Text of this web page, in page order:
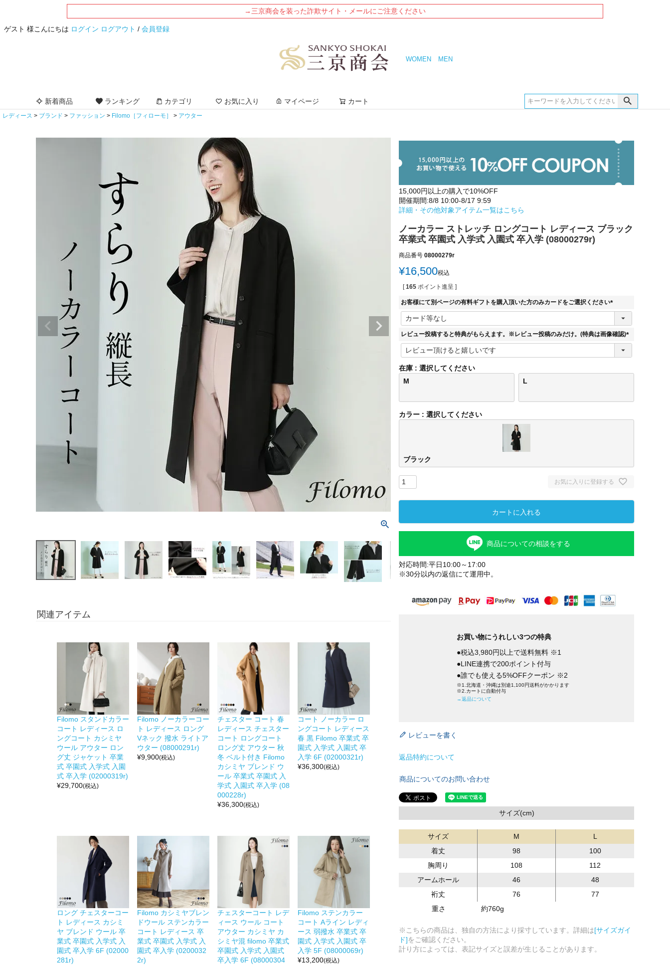
→三京商会を装った詐欺サイト・メールにご注意ください
ゲスト 様こんにちは ログイン ログアウト / 会員登録
WOMEN MEN
新着商品 ランキング カテゴリ お気に入り マイページ カート
レディース ブランド ファッション Filomo［フィローモ］ アウター
関連アイテム
Filomo スタンドカラー
コート レディース ロ
ングコート カシミヤ
ウール アウター ロン
グ丈 ジャケット 卒業
式 卒園式 入学式 入園
式 卒入学 (02000319r)
¥29,700(税込)
Filomo ノーカラーコー
ト レディース ロング
Vネック 撥水 ライトア
ウター (08000291r)
¥9,900(税込)
チェスター コート 春
レディース チェスター
コート ロングコート
ロング丈 アウター 秋
冬 ベルト付き Filomo
カシミヤ ブレンド ウ
ール 卒業式 卒園式 入
学式 入園式 卒入学 (08
000228r)
¥36,300(税込)
コート ノーカラー ロ
ングコート レディース
春 黒 Filomo 卒業式 卒
園式 入学式 入園式 卒
入学 6F (02000321r)
¥36,300(税込)
ロング チェスターコー
ト レディース カシミ
ヤ ブレンド ウール 卒
業式 卒園式 入学式 入
園式 卒入学 6F (02000
281r)
Filomo カシミヤブレン
ドウール ステンカラー
コート レディース 卒
業式 卒園式 入学式 入
園式 卒入学 (0200032
2r)
チェスターコート レデ
ィース ウール コート
アウター カシミヤ カ
シミヤ混 filomo 卒業式
卒園式 入学式 入園式
卒入学 6F (08000304
Filomo ステンカラー
コート Aライン レディ
ース 弱撥水 卒業式 卒
園式 入学式 入園式 卒
入学 5F (08000069r)
¥13,200(税込)
15,000円以上の購入で10%OFF
開催期間:8/8 10:00-8/17 9:59
詳細・その他対象アイテム一覧はこちら
ノーカラー ストレッチ ロングコート レディース ブラック
卒業式 卒園式 入学式 入園式 卒入学 (08000279r)
商品番号 08000279r
¥16,500税込
[ 165 ポイント進呈 ]
お客様にて別ページの有料ギフトを購入頂いた方のみカードをご選択ください
(
須
レビュー投稿すると特典がもらえます。※レビュー投稿のみだけ。(特典は画像確認)
(
)
在庫
選択してください
M
L
カラー 選択してください
ブラック
お気に入りに登録する
カートに入れる
商品についての相談をする
対応時間:平日10:00～17:00
※30分以内の返信にて運用中。
お買い物にうれしい3つの特典
●税込3,980円以上で送料無料 ※1
●LINE連携で200ポイント付与
●誰でも使える5%OFFクーポン ※2
※1.北海道・沖縄は別途1,100円送料がかかります
※2.カートに自動付与
→返品について
レビューを書く
返品特約について
商品についてのお問い合わせ
サイズ(cm)
サイズ M
L
着丈
98
100
胸周り
108
112
アームホール
46
48
裄丈
76
77
重さ
約760g
※こちらの商品は、独自の方法により採寸しています。詳細は[サイズガイ
ド]をご確認ください。
計り方によっては、表記サイズと誤差が生じることがあります。